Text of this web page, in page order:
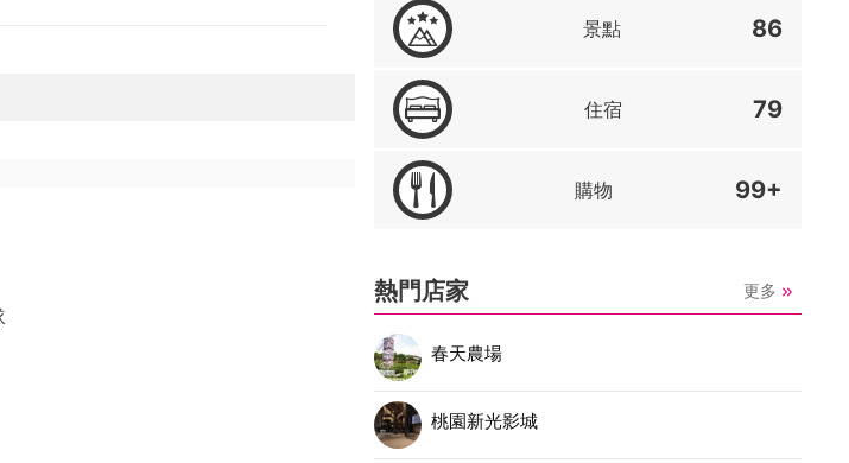
景點 86
住宿 79
購物 99+
熱門店家 更多
春天農場
桃園新光影城